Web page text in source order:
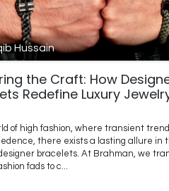
Hussain
the Craft: How
Redefine Luxury
of high fashion, where transient
there exists a lasting allure in
bracelets. At Brahman, we
fads to c...